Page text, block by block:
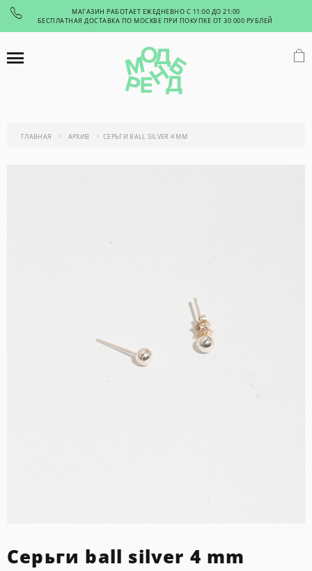
МАГАЗИН РАБОТАЕТ ЕЖЕДНЕВНО С 11:00 ДО 21:00
БЕСПЛАТНАЯ ДОСТАВКА ПО МОСКВЕ ПРИ ПОКУПКЕ ОТ 30 000 РУБЛЕЙ
ГЛАВНАЯ АРХИВ СЕРЬГИ BALL SILVER 4 MM
Серьги ball silver 4 mm